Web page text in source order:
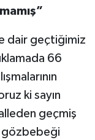
dair geçtiğimiz
66
ki sayın
geçmiş
gözbebeği